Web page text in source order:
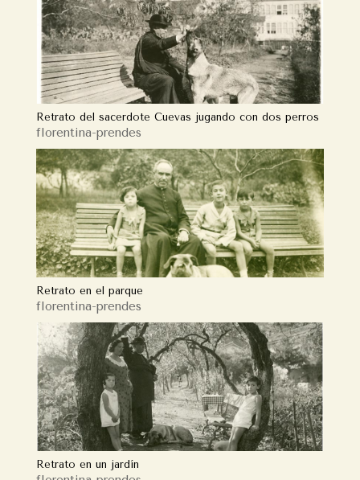
Retrato del sacerdote Cuevas jugando con dos perros
florentina-prendes
Retrato en el parque
florentina-prendes
Retrato en un jardín